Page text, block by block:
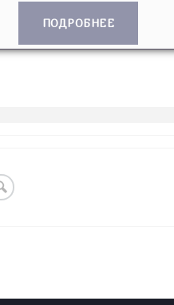
ПОДРОБНЕЕ